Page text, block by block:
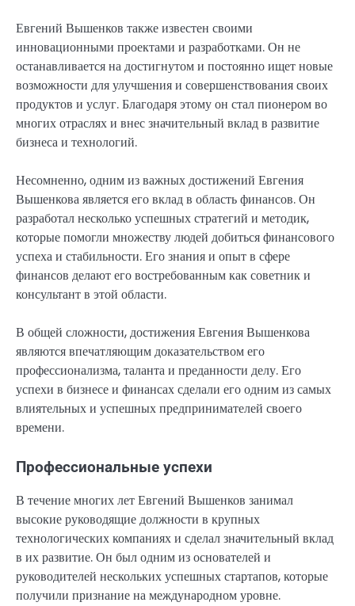
Евгений Вышенков также известен своими
инновационными проектами и разработками. Он не
останавливается на достигнутом и постоянно ищет новые
возможности для улучшения и совершенствования своих
продуктов и услуг. Благодаря этому он стал пионером во
многих отраслях и внес значительный вклад в развитие
бизнеса и технологий.
Несомненно, одним из важных достижений Евгения
Вышенкова является его вклад в область финансов. Он
разработал несколько успешных стратегий и методик,
которые помогли множеству людей добиться финансового
успеха и стабильности. Его знания и опыт в сфере
финансов делают его востребованным как советник и
консультант в этой области.
В общей сложности, достижения Евгения Вышенкова
являются впечатляющим доказательством его
профессионализма, таланта и преданности делу. Его
успехи в бизнесе и финансах сделали его одним из самых
влиятельных и успешных предпринимателей своего
времени.
Профессиональные успехи
В течение многих лет Евгений Вышенков занимал
высокие руководящие должности в крупных
технологических компаниях и сделал значительный вклад
в их развитие. Он был одним из основателей и
руководителей нескольких успешных стартапов, которые
получили признание на международном уровне.